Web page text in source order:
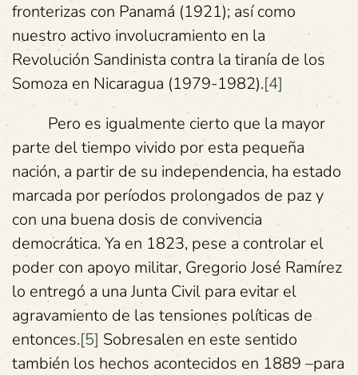
fronterizas con Panamá (1921); así como
nuestro activo involucramiento en la
Revolución Sandinista contra la tiranía de los
Somoza en Nicaragua (1979-1982).[4]
Pero es igualmente cierto que la mayor
parte del tiempo vivido por esta pequeña
nación, a partir de su independencia, ha estado
marcada por períodos prolongados de paz y
con una buena dosis de convivencia
democrática. Ya en 1823, pese a controlar el
poder con apoyo militar, Gregorio José Ramírez
lo entregó a una Junta Civil para evitar el
agravamiento de las tensiones políticas de
entonces.[5] Sobresalen en este sentido
también los hechos acontecidos en 1889 –para